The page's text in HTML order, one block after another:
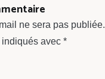
ne sera pas publiée.
avec *